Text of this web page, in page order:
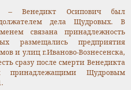
Венедикт Осипович был
дела Щудровых. В
связана принадлежность
размещались предприятия
и улиц г.Иваново-Вознесенска,
сразу после смерти Венедикта
принадлежащими Щудровым